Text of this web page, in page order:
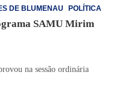
DE BLUMENAU POLÍTICA
SAMU Mirim
na sessão ordinária